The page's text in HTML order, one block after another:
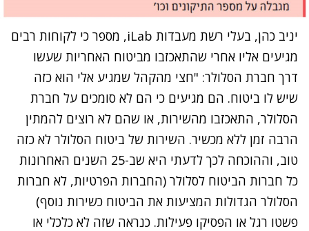
יניב כהן, בעלי רשת מעבדות iLab, מספר כי לקוחות רבים
מגיעים אליו אחרי שהתאכזבו מביטוח האחריות שעשו
דרך חברת הסלולר: "חצי מהקהל שמגיע אלי הוא כזה
שיש לו ביטוח. הם מגיעים כי הם לא סומכים על חברת
הסלולר, התאכזבו מהשירות, או שהם לא רוצים להמתין
הרבה זמן ללא מכשיר. השירות של ביטוח הסלולר לא כזה
טוב, וההוכחה לכך לדעתי היא שב-25 השנים האחרונות
כל חברות הביטוח לסלולר (החברות הפרטיות, לא חברות
הסלולר הגדולות המציעות את הביטוח כשירות נוסף)
פשטו רגל או הפסיקו פעילות. כנראה שזה לא כלכלי או